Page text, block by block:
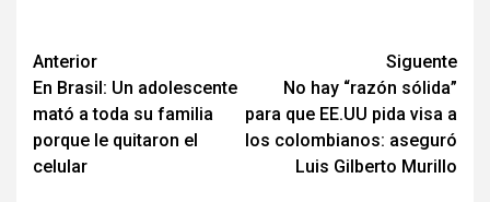
Post
navigation
Anterior
En Brasil: Un adolescente
mató a toda su familia
porque le quitaron el
celular
Siguente
No hay “razón sólida”
para que EE.UU pida visa a
los colombianos: aseguró
Luis Gilberto Murillo